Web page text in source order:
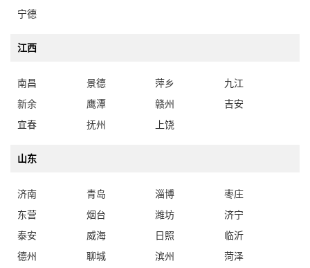
宁德
江西
南昌 景德 萍乡
九江
新余
鹰潭 赣州
吉安
宜春
抚州 上饶
山东
济南 青岛 淄博
枣庄
东营
烟台 潍坊
济宁
泰安
威海 日照
临沂
德州
聊城 滨州 菏泽